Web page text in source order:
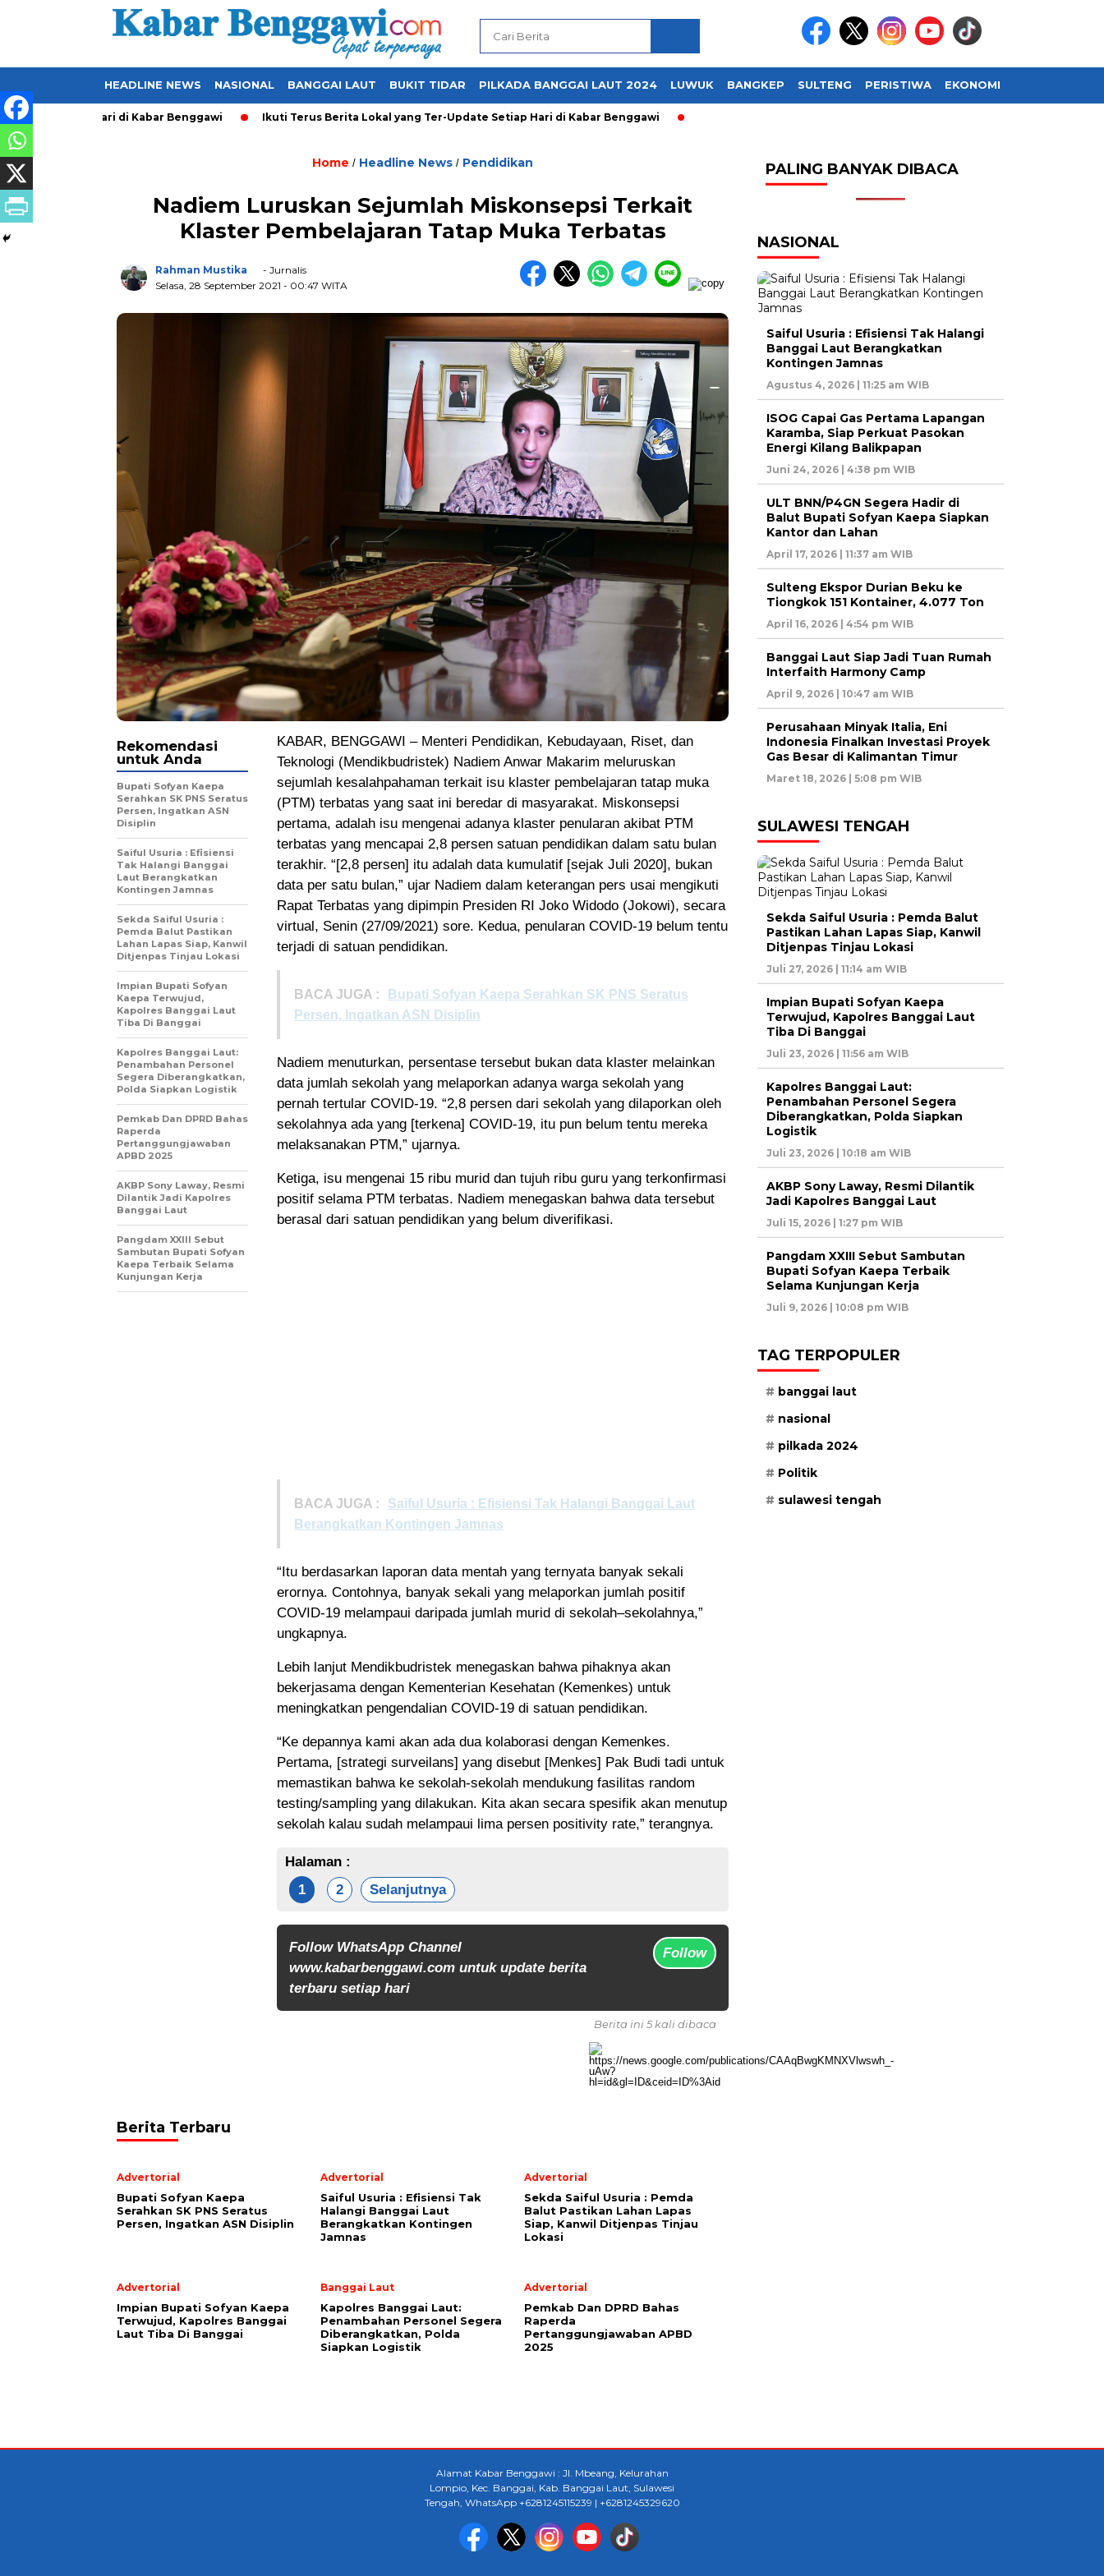
HEADLINE NEWS NASIONAL BANGGAI LAUT BUKIT TIDAR PILKADA BANGGAI LAUT 2024 LUWUK BANGKEP SULTENG PERISTIWA EKONOMI
Setiap Hari di Kabar Benggawi Ikuti Terus Berita Lokal yang Ter-Update Setiap Hari di Kabar Benggawi
Home / Headline News / Pendidikan
Nadiem Luruskan Sejumlah Miskonsepsi Terkait
Klaster Pembelajaran Tatap Muka Terbatas
Rahman Mustika
- Jurnalis
Selasa, 28 September 2021 - 00:47 WITA
KABAR, BENGGAWI – Menteri Pendidikan, Kebudayaan, Riset, dan
Teknologi (Mendikbudristek) Nadiem Anwar Makarim meluruskan
sejumlah kesalahpahaman terkait isu klaster pembelajaran tatap muka
(PTM) terbatas yang saat ini beredar di masyarakat. Miskonsepsi
pertama, adalah isu mengenai adanya klaster penularan akibat PTM
terbatas yang mencapai 2,8 persen satuan pendidikan dalam satu bulan
terakhir. “[2,8 persen] itu adalah data kumulatif [sejak Juli 2020], bukan
data per satu bulan,” ujar Nadiem dalam keterangan pers usai mengikuti
Rapat Terbatas yang dipimpin Presiden RI Joko Widodo (Jokowi), secara
virtual, Senin (27/09/2021) sore. Kedua, penularan COVID-19 belum tentu
terjadi di satuan pendidikan.
BACA JUGA :
Bupati Sofyan Kaepa Serahkan SK PNS Seratus
Persen, Ingatkan ASN Disiplin
Nadiem menuturkan, persentase tersebut bukan data klaster melainkan
data jumlah sekolah yang melaporkan adanya warga sekolah yang
pernah tertular COVID-19. “2,8 persen dari sekolah yang dilaporkan oleh
sekolahnya ada yang [terkena] COVID-19, itu pun belum tentu mereka
melaksanakan PTM,” ujarnya.
Ketiga, isu mengenai 15 ribu murid dan tujuh ribu guru yang terkonfirmasi
positif selama PTM terbatas. Nadiem menegaskan bahwa data tersebut
berasal dari satuan pendidikan yang belum diverifikasi.
BACA JUGA :
Saiful Usuria : Efisiensi Tak Halangi Banggai Laut
Berangkatkan Kontingen Jamnas
“Itu berdasarkan laporan data mentah yang ternyata banyak sekali
erornya. Contohnya, banyak sekali yang melaporkan jumlah positif
COVID-19 melampaui daripada jumlah murid di sekolah–sekolahnya,”
ungkapnya.
Lebih lanjut Mendikbudristek menegaskan bahwa pihaknya akan
bekerjasama dengan Kementerian Kesehatan (Kemenkes) untuk
meningkatkan pengendalian COVID-19 di satuan pendidikan.
“Ke depannya kami akan ada dua kolaborasi dengan Kemenkes.
Pertama, [strategi surveilans] yang disebut [Menkes] Pak Budi tadi untuk
memastikan bahwa ke sekolah-sekolah mendukung fasilitas random
testing/sampling yang dilakukan. Kita akan secara spesifik akan menutup
sekolah kalau sudah melampaui lima persen positivity rate,” terangnya.
Halaman :
1
2 Selanjutnya
Follow WhatsApp Channel
www.kabarbenggawi.com untuk update berita
terbaru setiap hari
Follow
Rekomendasi
untuk Anda
Bupati Sofyan Kaepa
Serahkan SK PNS Seratus
Persen, Ingatkan ASN
Disiplin
Saiful Usuria : Efisiensi
Tak Halangi Banggai
Laut Berangkatkan
Kontingen Jamnas
Sekda Saiful Usuria :
Pemda Balut Pastikan
Lahan Lapas Siap, Kanwil
Ditjenpas Tinjau Lokasi
Impian Bupati Sofyan
Kaepa Terwujud,
Kapolres Banggai Laut
Tiba Di Banggai
Kapolres Banggai Laut:
Penambahan Personel
Segera Diberangkatkan,
Polda Siapkan Logistik
Pemkab Dan DPRD Bahas
Raperda
Pertanggungjawaban
APBD 2025
AKBP Sony Laway, Resmi
Dilantik Jadi Kapolres
Banggai Laut
Pangdam XXIII Sebut
Sambutan Bupati Sofyan
Kaepa Terbaik Selama
Kunjungan Kerja
Berita ini 5 kali dibaca
Berita Terbaru
Advertorial
Bupati Sofyan Kaepa
Serahkan SK PNS Seratus
Persen, Ingatkan ASN Disiplin
Advertorial
Saiful Usuria : Efisiensi Tak
Halangi Banggai Laut
Berangkatkan Kontingen
Jamnas
Advertorial
Sekda Saiful Usuria : Pemda
Balut Pastikan Lahan Lapas
Siap, Kanwil Ditjenpas Tinjau
Lokasi
Advertorial
Impian Bupati Sofyan Kaepa
Terwujud, Kapolres Banggai
Laut Tiba Di Banggai
Banggai Laut
Kapolres Banggai Laut:
Penambahan Personel Segera
Diberangkatkan, Polda
Siapkan Logistik
Advertorial
Pemkab Dan DPRD Bahas
Raperda
Pertanggungjawaban APBD
2025
PALING BANYAK DIBACA
NASIONAL
Saiful Usuria : Efisiensi Tak Halangi
Banggai Laut Berangkatkan
Kontingen Jamnas
Agustus 4, 2026 | 11:25 am WIB
ISOG Capai Gas Pertama Lapangan
Karamba, Siap Perkuat Pasokan
Energi Kilang Balikpapan
Juni 24, 2026 | 4:38 pm WIB
ULT BNN/P4GN Segera Hadir di
Balut Bupati Sofyan Kaepa Siapkan
Kantor dan Lahan
April 17, 2026 | 11:37 am WIB
Sulteng Ekspor Durian Beku ke
Tiongkok 151 Kontainer, 4.077 Ton
April 16, 2026 | 4:54 pm WIB
Banggai Laut Siap Jadi Tuan Rumah
Interfaith Harmony Camp
April 9, 2026 | 10:47 am WIB
Perusahaan Minyak Italia, Eni
Indonesia Finalkan Investasi Proyek
Gas Besar di Kalimantan Timur
Maret 18, 2026 | 5:08 pm WIB
SULAWESI TENGAH
Sekda Saiful Usuria : Pemda Balut
Pastikan Lahan Lapas Siap, Kanwil
Ditjenpas Tinjau Lokasi
Juli 27, 2026 | 11:14 am WIB
Impian Bupati Sofyan Kaepa
Terwujud, Kapolres Banggai Laut
Tiba Di Banggai
Juli 23, 2026 | 11:56 am WIB
Kapolres Banggai Laut:
Penambahan Personel Segera
Diberangkatkan, Polda Siapkan
Logistik
Juli 23, 2026 | 10:18 am WIB
AKBP Sony Laway, Resmi Dilantik
Jadi Kapolres Banggai Laut
Juli 15, 2026 | 1:27 pm WIB
Pangdam XXIII Sebut Sambutan
Bupati Sofyan Kaepa Terbaik
Selama Kunjungan Kerja
Juli 9, 2026 | 10:08 pm WIB
TAG TERPOPULER
banggai laut
nasional
pilkada 2024
Politik
sulawesi tengah
Alamat Kabar Benggawi : Jl. Mbeang, Kelurahan
Lompio, Kec. Banggai, Kab. Banggai Laut, Sulawesi
Tengah, WhatsApp +6281245115239 | +6281245329620